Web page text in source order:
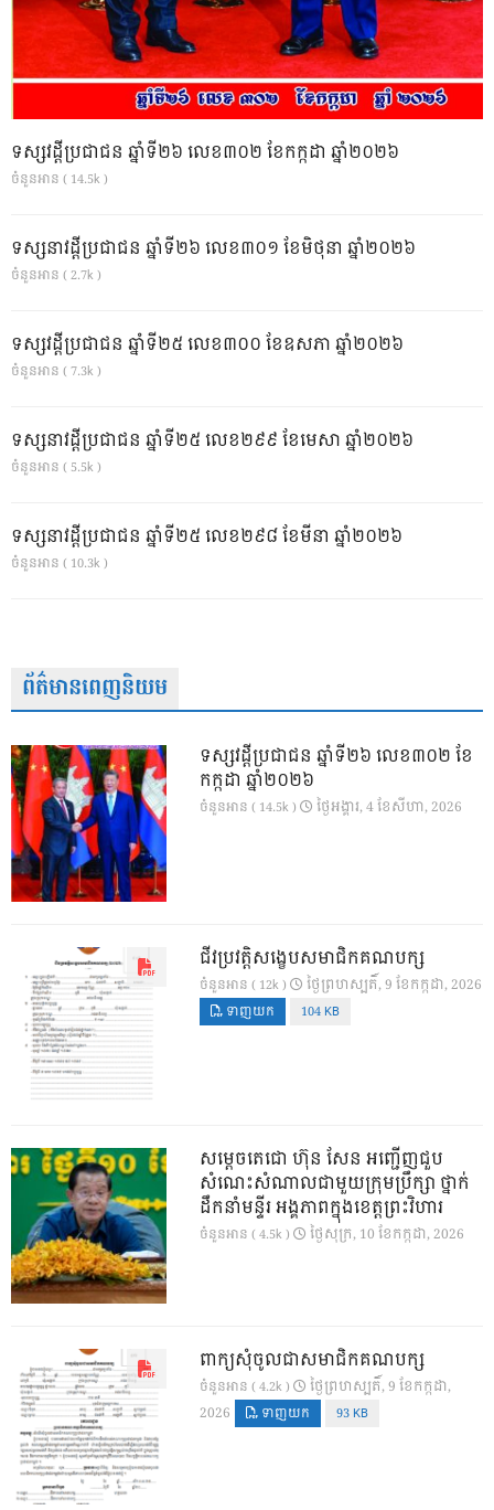
ទស្សវដ្តីប្រជាជន ឆ្នាំទី២៦ លេខ៣០២ ខែកក្កដា ឆ្នាំ២០២៦
ចំនួនអាន ( 14.5k )
ទស្សនាវដ្ដីប្រជាជន ឆ្នាំទី២៦ លេខ៣០១ ខែមិថុនា ឆ្នាំ២០២៦
ចំនួនអាន ( 2.7k )
ទស្សវដ្តីប្រជាជន ឆ្នាំទី២៥ លេខ៣០០ ខែឧសភា ឆ្នាំ២០២៦
ចំនួនអាន ( 7.3k )
ទស្សនាវដ្ដីប្រជាជន ឆ្នាំទី២៥ លេខ២៩៩ ខែមេសា ឆ្នាំ២០២៦
ចំនួនអាន ( 5.5k )
ទស្សនាវដ្ដីប្រជាជន ឆ្នាំទី២៥ លេខ២៩៨ ខែមីនា ឆ្នាំ២០២៦
ចំនួនអាន ( 10.3k )
ព័ត៌មានពេញនិយម
ទស្សវដ្តីប្រជាជន ឆ្នាំទី២៦ លេខ៣០២ ខែ
កក្កដា ឆ្នាំ២០២៦
ចំនួនអាន ( 14.5k ) ថ្ងៃ​អង្គារ, 4 ខែ​សីហា, 2026
ជីវប្រវត្តិសង្ខេបសមាជិកគណបក្ស
ចំនួនអាន ( 12k ) ថ្ងៃ​ព្រហស្បតិ៍, 9 ខែ​កក្កដា, 2026
ទាញយក 104 KB
សម្តេចតេជោ ហ៊ុន សែន អញ្ជើញជួប
សំណេះសំណាលជាមួយក្រុមប្រឹក្សា ថ្នាក់
ដឹកនាំមន្ទីរ អង្គភាពក្នុងខេត្តព្រះវិហារ
ចំនួនអាន ( 4.5k ) ថ្ងៃ​សុក្រ, 10 ខែ​កក្កដា, 2026
ពាក្យសុំចូលជាសមាជិកគណបក្ស
ចំនួនអាន ( 4.2k )
ថ្ងៃ​ព្រហស្បតិ៍, 9 ខែ​កក្កដា,
2026
ទាញយក 93 KB